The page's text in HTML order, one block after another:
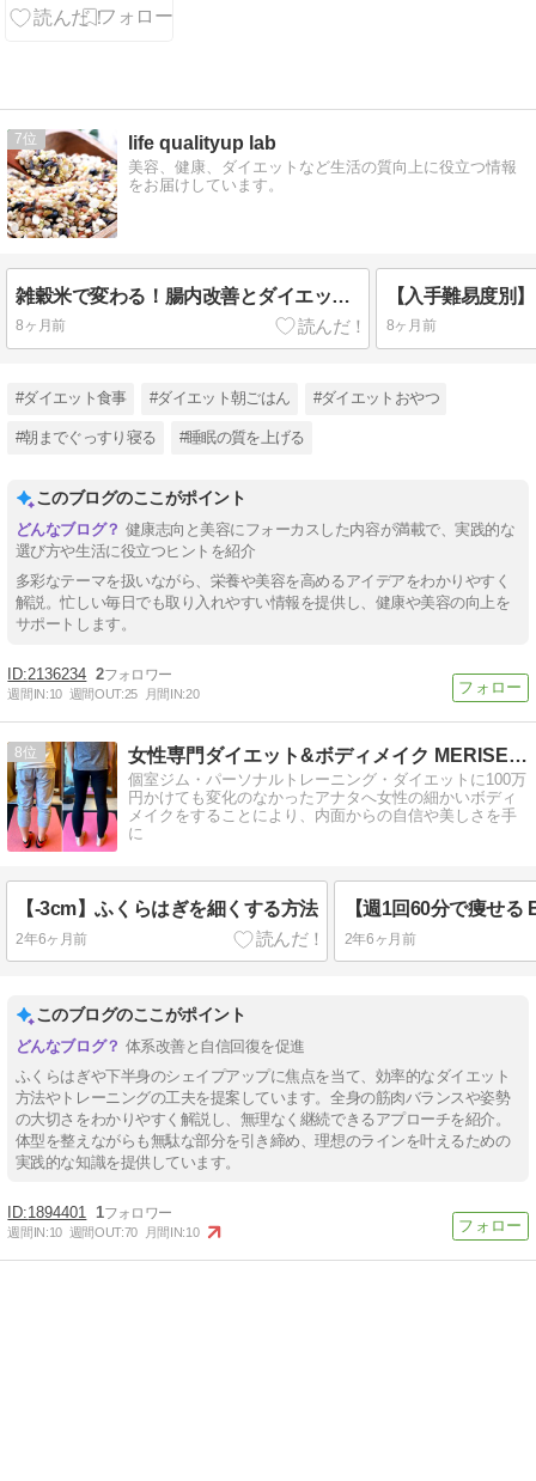
と対処法を解
7 life qualityup lab
美容、健康、ダイエットなど生活の質向上に役立つ情報
をお届けしています。
雑穀米で変わる！腸内改善とダイエット効果の真実
8ヶ月前 8ヶ月前
#ダイエット食事 #ダイエット朝ごはん #ダイエットおやつ
#朝までぐっすり寝る #睡眠の質を上げる
このブログのここがポイント
健康志向と美容にフォーカスした内容が満載で、実践的な
選び方や生活に役立つヒントを紹介
多彩なテーマを扱いながら、栄養や美容を高めるアイデアをわかりやすく
解説。忙しい毎日でも取り入れやすい情報を提供し、健康や美容の向上を
サポートします。
2136234 2
週間IN:10 週間OUT:25 月間IN:20
8 女性専門ダイエット&ボディメイク MERISE@恵比寿 代表
個室ジム・パーソナルトレーニング・ダイエットに100万
円かけても変化のなかったアナタへ女性の細かいボディ
メイクをすることにより、内面からの自信や美しさを手
に
【-3cm】ふくらはぎを細くする方法
2年6ヶ月前 2年6ヶ月前
このブログのここがポイント
体系改善と自信回復を促進
ふくらはぎや下半身のシェイプアップに焦点を当て、効率的なダイエット
方法やトレーニングの工夫を提案しています。全身の筋肉バランスや姿勢
の大切さをわかりやすく解説し、無理なく継続できるアプローチを紹介。
体型を整えながらも無駄な部分を引き締め、理想のラインを叶えるための
実践的な知識を提供しています。
1894401 1
週間IN:10 週間OUT:70 月間IN:10